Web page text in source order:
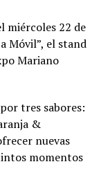
miércoles 22 de
Móvil”, el stand
Mariano
tres sabores:
&
nuevas
momentos